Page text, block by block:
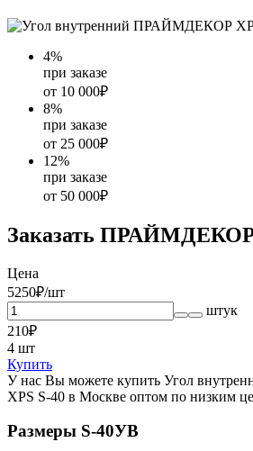
4%
при заказе
от 10 000₽
8%
при заказе
от 25 000₽
12%
при заказе
от 50 000₽
Заказать
Цена
5250₽/шт
штук
210₽
4 шт
Купить
У нас Вы можете купить Угол
XPS S-40 в Москве оптом по низким
Размеры S-40УВ